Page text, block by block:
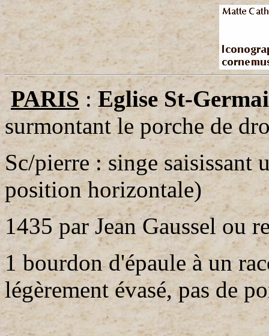
PARIS :Eglise St-
surmontant le porche de
Sc/pierre : singe saisissant
position horizontale)
1435 par Jean Gaussel ou
1 bourdon d'épaule à un
légèrement évasé, pas de